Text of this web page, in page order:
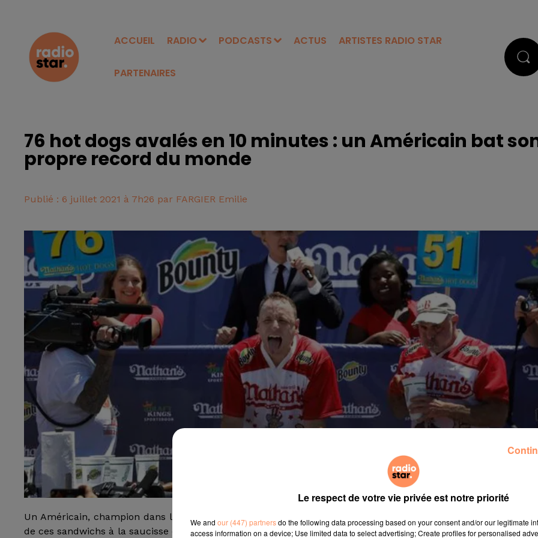
ACCUEIL RADIO PODCASTS ACTUS ARTISTES RADIO STAR
PARTENAIRES
76 hot dogs avalés en 10 minutes : un Américain bat
propre record du monde
Publié : 6 juillet 2021 à 7h26 par FARGIER Emilie
Un Américain, champion dans l’art d’engloutir les hot dogs, a battu son propre record dimanche, en avalant
de ces sandwichs à la saucisse en 10 minutes lors d’une compétition à New York. Une performance qu’il ne
Le respect de votre vie privée est notre priorité
We and our (447) partnersdo the following data processing based on your consent and/or our legitimate
access information on a device; Use limited data to select advertising; Create profiles for personalised